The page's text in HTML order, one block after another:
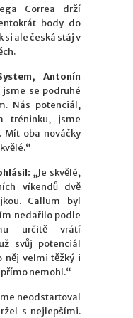
Correa drží
body do
si ale česká stáj v
Antonín
jsme se podruhé
Nás potenciál,
tréninku, jsme
Mít oba nováčky
„Je skvělé,
víkendů dvě
Callum byl
nedařilo podle
určitě vrátí
svůj potenciál
něj velmi těžký i
nemohl.“
neodstartoval
s nejlepšími.